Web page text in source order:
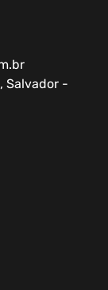
Salvador -